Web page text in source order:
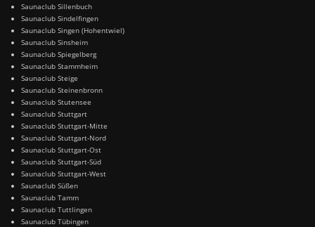
Saunaclub Sillenbuch
Saunaclub Sindelfingen
Saunaclub Singen (Hohentwiel)
Saunaclub Sinsheim
Saunaclub Spiegelberg
Saunaclub Stammheim
Saunaclub Steige
Saunaclub Steinenbronn
Saunaclub Stutensee
Saunaclub Stuttgart
Saunaclub Stuttgart-Mitte
Saunaclub Stuttgart-Nord
Saunaclub Stuttgart-Ost
Saunaclub Stuttgart-Süd
Saunaclub Stuttgart-West
Saunaclub Süßen
Saunaclub Tamm
Saunaclub Tuttlingen
Saunaclub Tübingen